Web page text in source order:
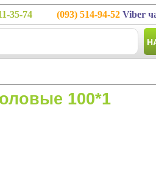
35-74 (093) 514-94-52 Viber
100*1